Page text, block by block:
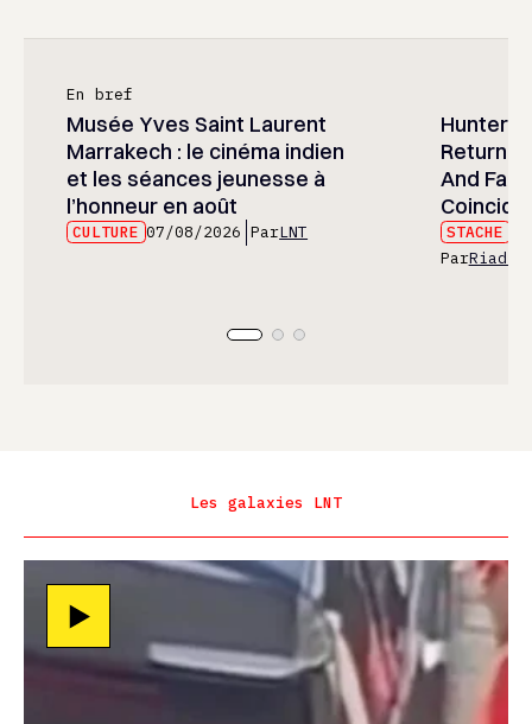
En bref
Musée Yves Saint Laurent
Marrakech : le cinéma indien
et les séances jeunesse à
l’honneur en août
CULTURE 07/08/2026 ParLNT
Hunter
And
STACHE
ParRiad
Les galaxies LNT